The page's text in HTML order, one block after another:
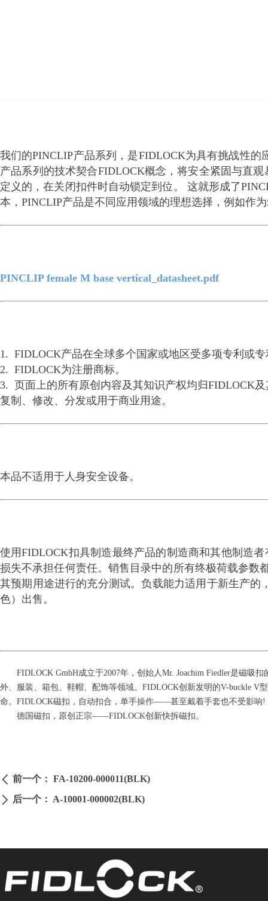
我们的PINCLIP产品系列，是FIDLOCK为具有挑战性
产品系列的技术契合FIDLOCK概念，将安全紧固与直
定义的，在关闭扣件时自动锁定到位。 这就形成了
本，PINCLIP产品是不同应用领域的理想选择，例如作
PINCLIP female M base vertical_datasheet.pdf
1. FIDLOCK产品在全球多个国家或地区受多项专利或
2. FIDLOCK为注册商标。
3. 页面上的所有原创内容及其知识产权均归FIDLOCK
复制、修改、分发或用于商业用途。
本品不适用于人身安全设备。
使用FIDLOCK扣具制造最终产品的制造商和其他制造
损失不承担任何责任。销售目录中的所有终极荷载参
其预期用途进行的充分测试。负载能力适用于新生产
色）出售。
FIDLOCK GmbH成立于2007年，创始人Mr. Joachim Fiedler是磁吸
外、服装、箱包、鞋帽、配饰等领域。FIDLOCK创新发明的V-buckle
命。FIDLOCK磁扣，自动扣合，单手操作——甚至戴着手套也不受影响!
德国磁扣，原创正宗——FIDLOCK创新快拆磁扣。
ꄴ 前一个： FA-10200-000011(BLK)
ꄲ 后一个： A-10001-000002(BLK)